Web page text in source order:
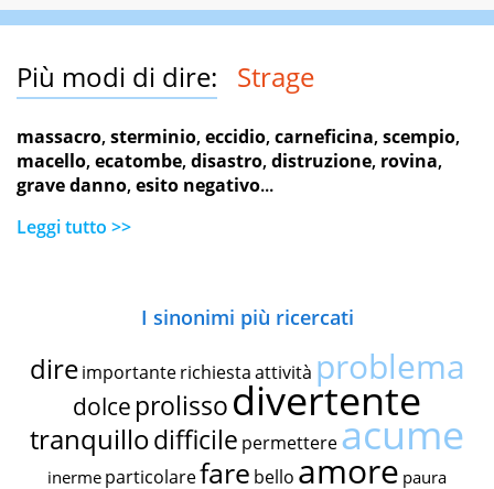
Più modi di dire: Strage
massacro,sterminio,eccidio,carneficina,scempio,
macello,ecatombe,disastro,distruzione, rovina,
grave danno,esito negativo...
Leggi tutto >>
I sinonimi più ricercati
dire importante richiestaattività problema
dolce prolissodivertente
tranquillodifficile permettereacume
inerme particolarefare bello amore paura